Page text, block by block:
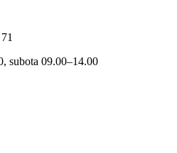
subota 09.00–14.00